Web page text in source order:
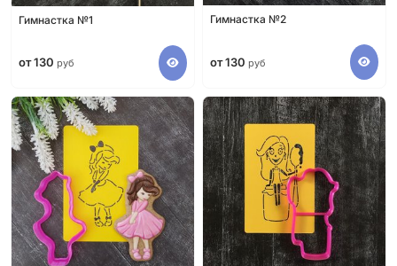
Гимнастка №1
от 130 руб
Гимнастка №2
от 130 руб